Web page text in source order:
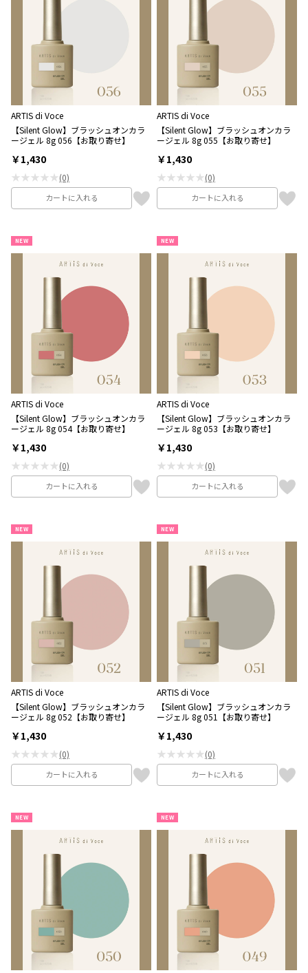
ARTIS di Voce
【Silent Glow】ブラッシュオンカラ
ージェル 8g 056【お取り寄せ】
￥1,430
★★★★★(0)
カートに入れる
ARTIS di Voce
【Silent Glow】ブラッシュオンカラ
ージェル 8g 055【お取り寄せ】
￥1,430
★★★★★(0)
カートに入れる
NEW
ARTIS di Voce
【Silent Glow】ブラッシュオンカラ
ージェル 8g 054【お取り寄せ】
￥1,430
★★★★★(0)
カートに入れる
NEW
ARTIS di Voce
【Silent Glow】ブラッシュオンカラ
ージェル 8g 053【お取り寄せ】
￥1,430
★★★★★(0)
カートに入れる
NEW
ARTIS di Voce
【Silent Glow】ブラッシュオンカラ
ージェル 8g 052【お取り寄せ】
￥1,430
★★★★★(0)
カートに入れる
NEW
ARTIS di Voce
【Silent Glow】ブラッシュオンカラ
ージェル 8g 051【お取り寄せ】
￥1,430
★★★★★(0)
カートに入れる
NEW NEW